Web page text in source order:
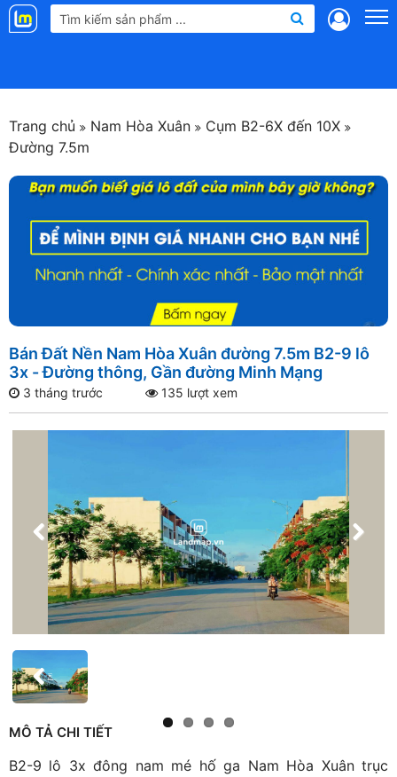
Landmap
Trang chủ Nam Hòa Xuân
Cụm B2-6X đến 10X
Đường 7.5m
Bán Đất Nền Nam Hòa Xuân đường 7.5m B2-9 lô
3x - Đường thông, Gần đường Minh Mạng
3 tháng trước 135 lượt xem
MÔ TẢ CHI TIẾT
B2-9 lô 3x đông nam mé hố ga Nam Hòa Xuân trục